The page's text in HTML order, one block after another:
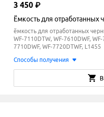
3 450 ₽
Ёмкость для отработанных
ёмкость для отработанных
WF-7110DTW, WF-7610DWF,
7710DWF, WF-7720DTWF, L1455
Способы получения